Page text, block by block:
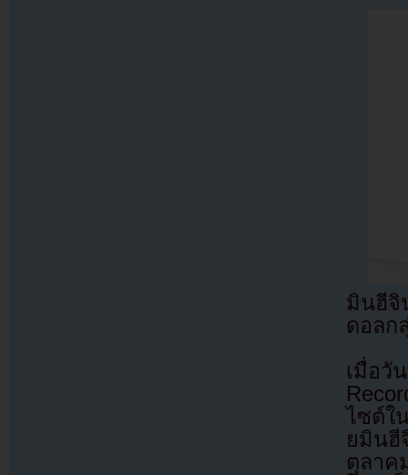
มินฮีจิ
ดอลก
เมื่อวั
ไซต์ใ
ยมินฮี
ตุลาค